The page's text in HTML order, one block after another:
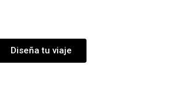
Diseña tu viaje